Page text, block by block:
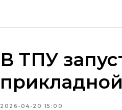
В ТПУ
2026-04-20 15:00